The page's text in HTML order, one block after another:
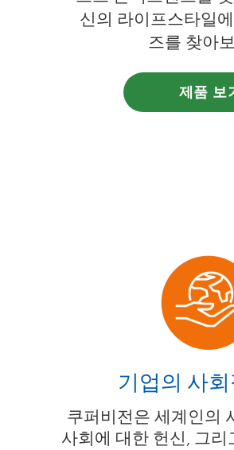
신의 라이프스타일
즈를 찾아
제품 보
기업의 사
쿠퍼비전은 세계인의
사회에 대한 헌신, 그